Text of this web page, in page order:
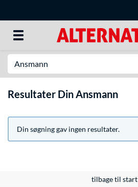
Resultater Din Ansmann
Din søgning gav ingen resultater.
tilbage til start